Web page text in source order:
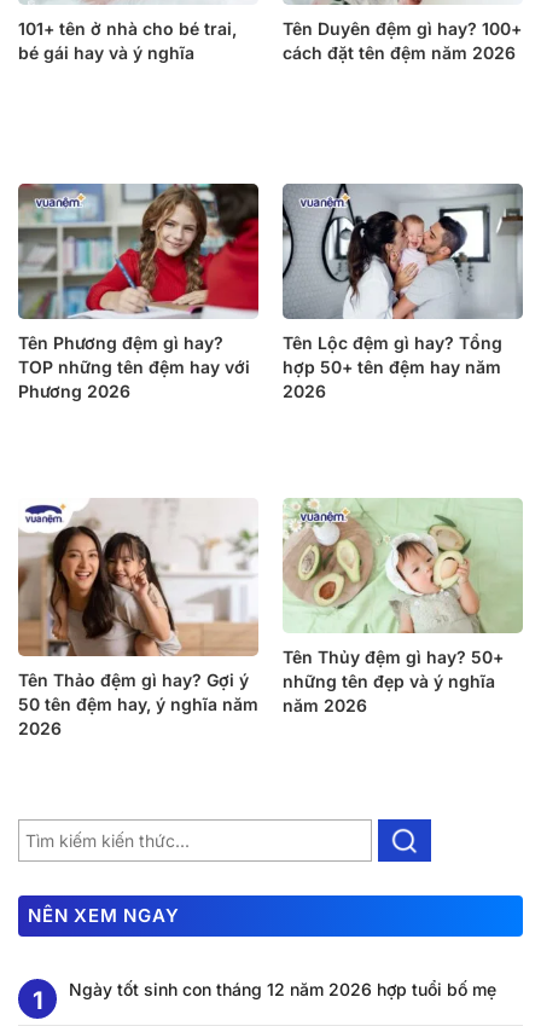
101+ tên ở nhà cho bé trai,
bé gái hay và ý nghĩa
Tên Duyên đệm gì hay? 100+
cách đặt tên đệm năm 2026
Tên Phương đệm gì hay?
TOP những tên đệm hay với
Phương 2026
Tên Lộc đệm gì hay? Tổng
hợp 50+ tên đệm hay năm
2026
Tên Thảo đệm gì hay? Gợi ý
50 tên đệm hay, ý nghĩa năm
2026
Tên Thủy đệm gì hay? 50+
những tên đẹp và ý nghĩa
năm 2026
NÊN XEM NGAY
Ngày tốt sinh con tháng 12 năm 2026 hợp tuổi bố mẹ